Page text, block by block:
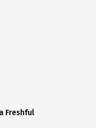
Freshful